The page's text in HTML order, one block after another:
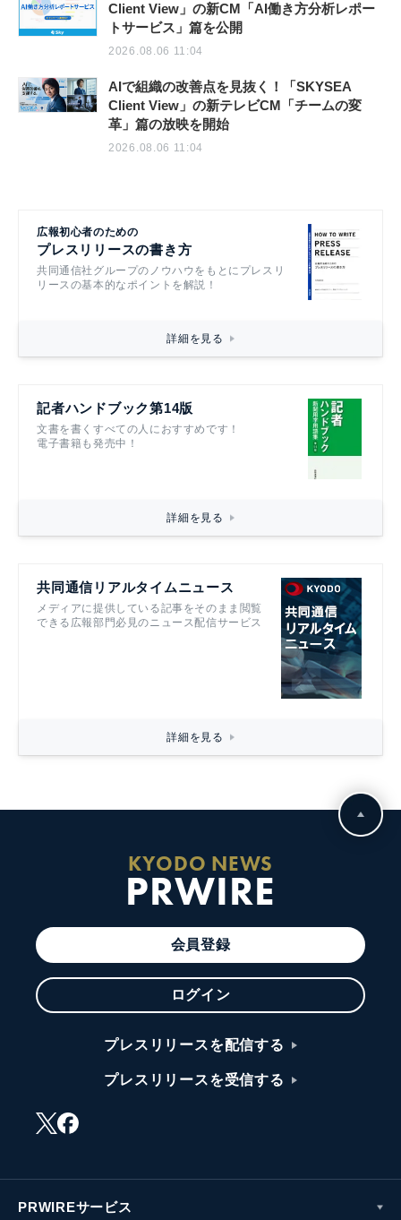
Client View」の新CM「AI働き方分析レポー
トサービス」篇を公開
2026.08.06 11:04
AIで組織の改善点を見抜く！「SKYSEA
Client View」の新テレビCM「チームの変
革」篇の放映を開始
2026.08.06 11:04
広報初心者のための
プレスリリースの書き方
共同通信社グループのノウハウをもとにプレスリ
リースの基本的なポイントを解説！
詳細を見る
記者ハンドブック第14版
文書を書くすべての人におすすめです！
電子書籍も発売中！
詳細を見る
共同通信リアルタイムニュース
メディアに提供している記事をそのまま閲覧
できる広報部門必見のニュース配信サービス
詳細を見る
KYODO NEWS
PRWIRE
会員登録
ログイン
プレスリリースを配信する
プレスリリースを受信する
PRWIREサービス